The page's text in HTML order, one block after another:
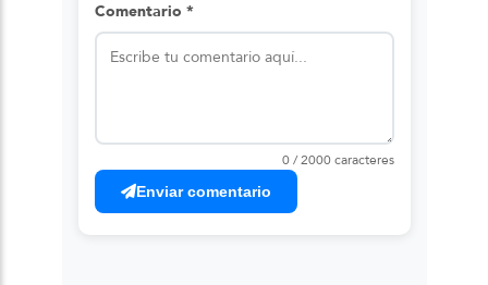
Comentario *
0 / 2000 caracteres
Enviar comentario